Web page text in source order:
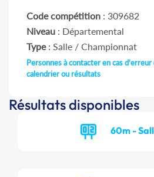
Code compétition : 309682
Niveau : Départemental
Type: Salle / Championnat
Personnes à contacter en cas
calendrier ou résultats
Résultats disponibles
60m -